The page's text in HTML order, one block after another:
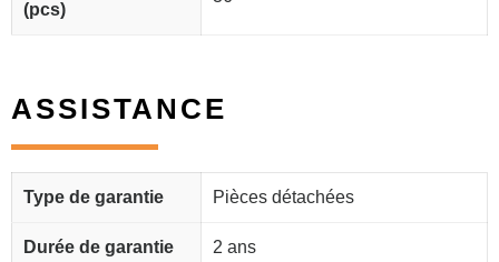
(pcs)
ASSISTANCE
Type de garantie Pièces détachées
Durée de garantie 2 ans